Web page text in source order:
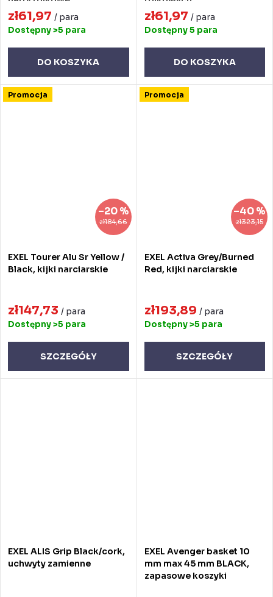
zł61,97 / para
Dostępny>5 para
DO KOSZYKA
zł61,97 / para
Dostępny5 para
DO KOSZYKA
Promocja
zł184,66
–20 %
EXEL Tourer Alu Sr Yellow /
Black, kijki narciarskie
zł147,73 / para
Dostępny>5 para
SZCZEGÓŁY
Promocja
zł323,15
–40 %
EXEL Activa Grey/Burned
Red, kijki narciarskie
zł193,89 / para
Dostępny>5 para
SZCZEGÓŁY
EXEL ALIS Grip Black/cork,
uchwyty zamienne
EXEL Avenger basket 10
mm max 45 mm BLACK,
zapasowe koszyki